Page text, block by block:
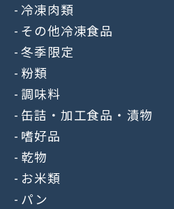
冷凍肉類
その他冷凍食品
冬季限定
粉類
調味料
缶詰・加工食品・漬物
嗜好品
乾物
お米類
パン